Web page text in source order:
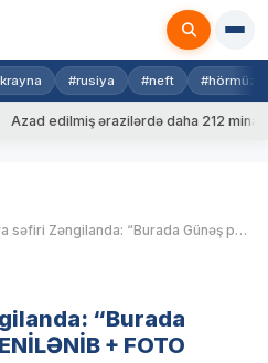
#rusiya #neft #hörmüz
edilmiş ərazilərdə daha 212 mina, 753
Britaniya səfiri Zəngilanda: “Burada Günəş parlayır” – YENİLƏNİB + FOTO
“Burada
+ FOTO